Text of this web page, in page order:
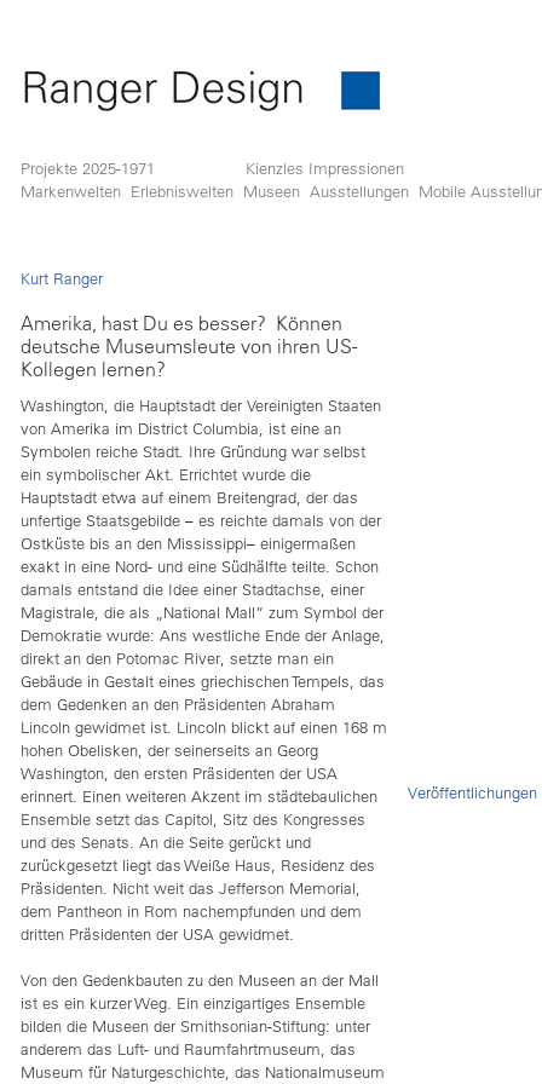
Projekte 2025-1971
Kienzles Impressionen
Markenwelten Erlebniswelten Museen Ausstellungen Mobile
Kurt Ranger
Amerika, hast Du es besser? Können
deutsche Museumsleute von ihren US-
Kollegen lernen?
Washington, die Hauptstadt der Vereinigten Staaten
von Amerika im District Columbia, ist eine an
Symbolen reiche Stadt. Ihre Gründung war selbst
ein symbolischer Akt. Errichtet wurde die
Hauptstadt etwa auf einem Breitengrad, der das
unfertige Staatsgebilde – es reichte damals von der
Ostküste bis an den Mississippi– einigermaßen
exakt in eine Nord- und eine Südhälfte teilte. Schon
damals entstand die Idee einer Stadtachse, einer
Magistrale, die als „National Mall” zum Symbol der
Demokratie wurde: Ans westliche Ende der Anlage,
direkt an den Potomac River, setzte man ein
Gebäude in Gestalt eines griechischen Tempels, das
dem Gedenken an den Präsidenten Abraham
Lincoln gewidmet ist. Lincoln blickt auf einen 168 m
hohen Obelisken, der seinerseits an Georg
Washington, den ersten Präsidenten der USA
erinnert. Einen weiteren Akzent im städtebaulichen
Ensemble setzt das Capitol, Sitz des Kongresses
und des Senats. An die Seite gerückt und
zurückgesetzt liegt das Weiße Haus, Residenz des
Präsidenten. Nicht weit das Jefferson Memorial,
dem Pantheon in Rom nachempfunden und dem
dritten Präsidenten der USA gewidmet.
Von den Gedenkbauten zu den Museen an der Mall
ist es ein kurzer Weg. Ein einzigartiges Ensemble
bilden die Museen der Smithsonian-Stiftung: unter
anderem das Luft- und Raumfahrtmuseum, das
Museum für Naturgeschichte, das Nationalmuseum
Veröffentlichungen